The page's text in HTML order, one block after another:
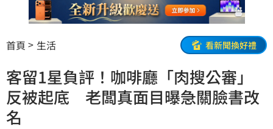
首頁 生活 看新聞換好禮
客留1星負評！咖啡廳「肉搜公審」
反被起底 老闆真面目曝急關臉書改
名